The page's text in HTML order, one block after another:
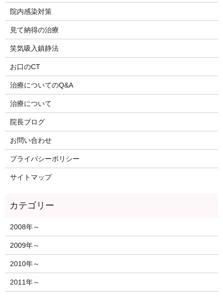
院内感染対策
見て納得の治療
笑気吸入鎮静法
お口のCT
治療についてのQ&A
治療について
院長ブログ
お問い合わせ
プライバシーポリシー
サイトマップ
2008年～
2009年～
2010年～
2011年～